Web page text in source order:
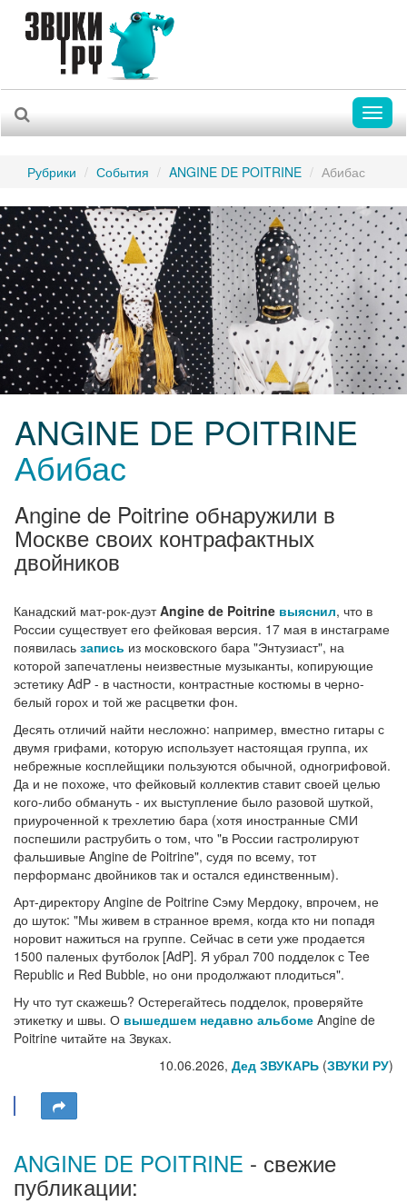
Рубрики События ANGINE DE POITRINE Абибас
ANGINE DE POITRINE
Абибас
Angine de Poitrine обнаружили в
Москве своих контрафактных
двойников
Канадский мат-рок-дуэтAngine de Poitrine выяснил, что в
России существует его фейковая версия. 17 мая в инстаграме
появилась запись из московского бара "Энтузиаст", на
которой запечатлены неизвестные музыканты, копирующие
эстетику AdP - в частности, контрастные костюмы в черно-
белый горох и той же расцветки фон.
Десять отличий найти несложно: например, вместно гитары с
двумя грифами, которую использует настоящая группа, их
небрежные косплейщики пользуются обычной, одногрифовой.
Да и не похоже, что фейковый коллектив ставит своей целью
кого-либо обмануть - их выступление было разовой шуткой,
приуроченной к трехлетию бара (хотя иностранные СМИ
поспешили раструбить о том, что "в России гастролируют
фальшивые Angine de Poitrine", судя по всему, тот
перформанс двойников так и остался единственным).
Арт-директору Angine de Poitrine Сэму Мердоку, впрочем, не
до шуток: "Мы живем в странное время, когда кто ни попадя
норовит нажиться на группе. Сейчас в сети уже продается
1500 паленых футболок [AdP]. Я убрал 700 подделок с Tee
Republic и Red Bubble, но они продолжают плодиться".
Ну что тут скажешь? Остерегайтесь подделок, проверяйте
этикетку и швы. О вышедшем недавно альбоме Angine de
Poitrine читайте на Звуках.
10.06.2026, Дед ЗВУКАРЬ (ЗВУКИ РУ)
ANGINE DE POITRINE - свежие
публикации: